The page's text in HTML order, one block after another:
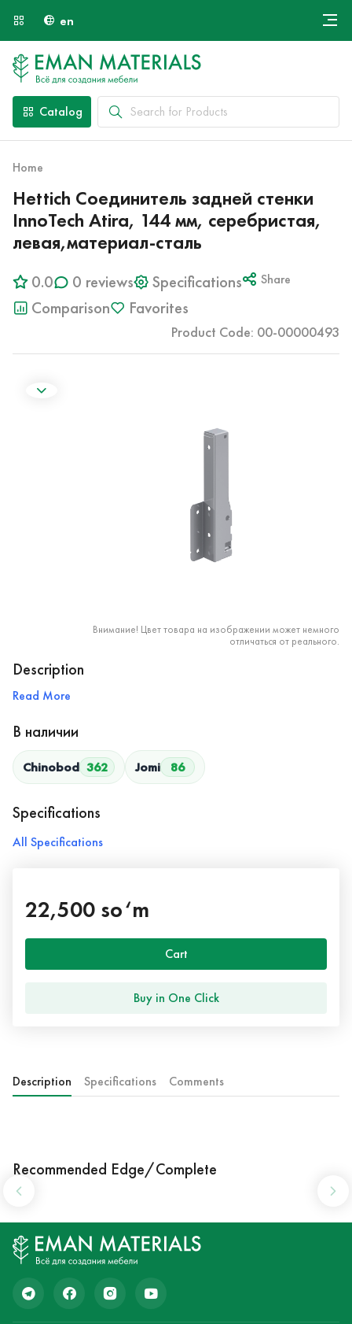
en
Payment and Delivery
Catalog
Home
Hettich Соединитель задней стенки
InnoTech Atira, 144 мм, серебристая,
левая,материал-сталь
0.0 0 reviews Specifications Share
Comparison Favorites
Product Code: 00-00000493
Внимание! Цвет товара на изображении может немного
отличаться от реального.
Description
Read More
В наличии
Chinobod 362 Jomi 86
Specifications
All Specifications
22,500 so‘m
Cart
Buy in One Click
Description Specifications Comments
Recommended Edge/Complete